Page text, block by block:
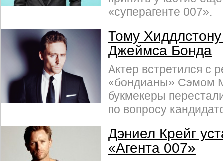
«суперагенте 007».
Тому
Джеймса Бонда
Актер встретился с
«бондианы» Сэмом
букмекеры
по вопросу
Дэниел Крейг
«Агента 007»